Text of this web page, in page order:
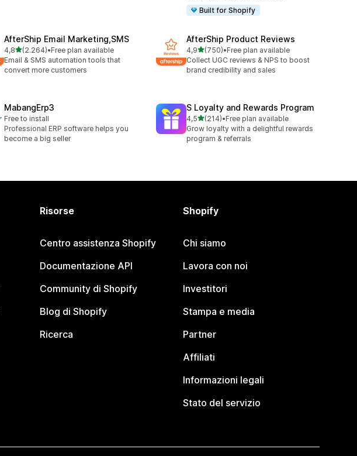
Built for Shopify
AfterShip Email Marketing,SMS
4,8stelle su 5
(2.264)
2264 recensioni totali
•Free plan available
Email & SMS automation tools that
convert more customers
AfterShip Product Reviews
4,9stelle su 5
(750)
750 recensioni totali
•Free plan available
Collect UGC reviews & NPS to boost
brand credibility and sales
MabangErp3
Free to install
Professional ERP software helps you
become a big seller
S Loyalty and Rewards Program
4,5stelle su 5
(214)
214 recensioni totali
•Free plan available
Grow loyalty with a delightful rewards
program & referrals
Risorse
Centro assistenza Shopify
Documentazione API
Community di Shopify
Blog di Shopify
Ricerca
Shopify
Chi siamo
Lavora con noi
Investitori
Stampa e media
Partner
Affiliati
Informazioni legali
Stato del servizio